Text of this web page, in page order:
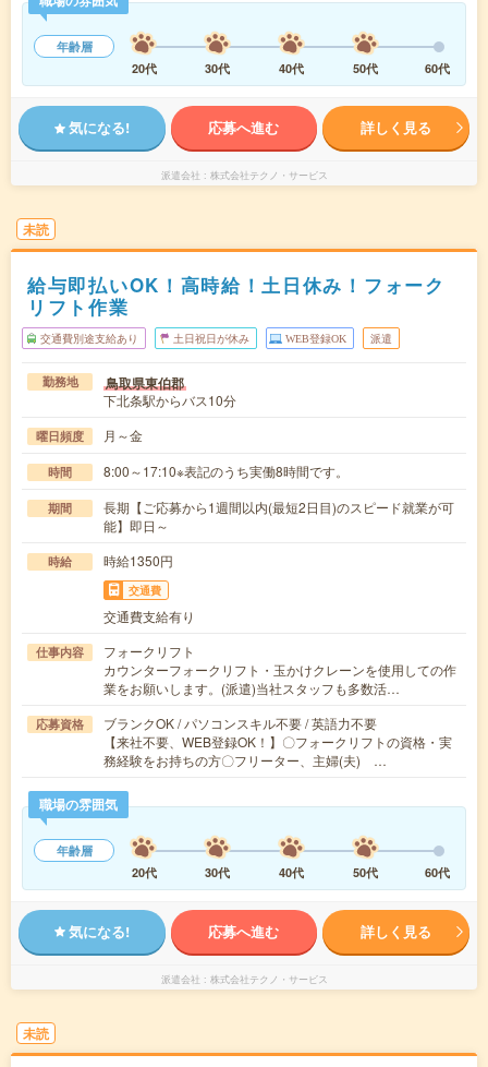
年齢層
20代
30代 40代 50代 60代
気になる! 応募へ進む 詳しく見る
派遣会社 株式会社テクノ・サービス
未読
給与即払いOK！高時給！土日休み！フォーク
リフト作業
交通費別途支給あり 土日祝日が休み WEB登録OK 派遣
勤務地 鳥取県東伯郡
下北条駅からバス10分
曜日頻度 月～金
時間 8:00～17:10※表記のうち実働8時間です。
期間
長期【ご応募から1週間以内(最短2日目)のスピード就業が可
能】即日～
時給 時給1350円
交通費
交通費支給有り
仕事内容
フォークリフト
カウンターフォークリフト・玉かけクレーンを使用しての作
業をお願いします。(派遣)当社スタッフも多数活…
応募資格
ブランクOK / パソコンスキル不要 / 英語力不要
【来社不要、WEB登録OK！】〇フォークリフトの資格・実
務経験をお持ちの方〇フリーター、主婦(夫) …
職場の雰囲気
年齢層
20代
30代 40代 50代 60代
気になる! 応募へ進む 詳しく見る
派遣会社 株式会社テクノ・サービス
未読